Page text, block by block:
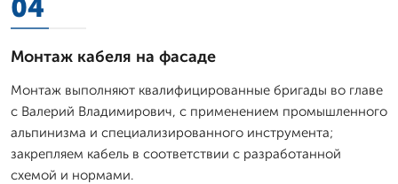
04
Монтаж кабеля на фасаде
Монтаж выполняют квалифицированные бригады во главе
с Валерий Владимирович, с применением промышленного
альпинизма и специализированного инструмента;
закрепляем кабель в соответствии с разработанной
схемой и нормами.